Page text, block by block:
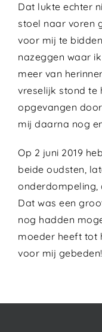
Dat lukte echter
stoel naar voren
voor mij te
nazeggen waar
meer van
vreselijk stond te
opgevangen
mij daarna nog
Op 2 juni 2019
beide oudsten,
onderdompeling,
Dat was een
nog hadden
moeder heeft tot
voor mij gebeden!